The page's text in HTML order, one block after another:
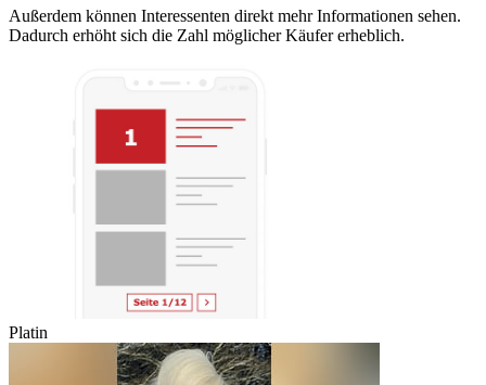
Außerdem können Interessenten direkt mehr Informationen sehen.
Dadurch erhöht sich die Zahl möglicher Käufer erheblich.
Platin